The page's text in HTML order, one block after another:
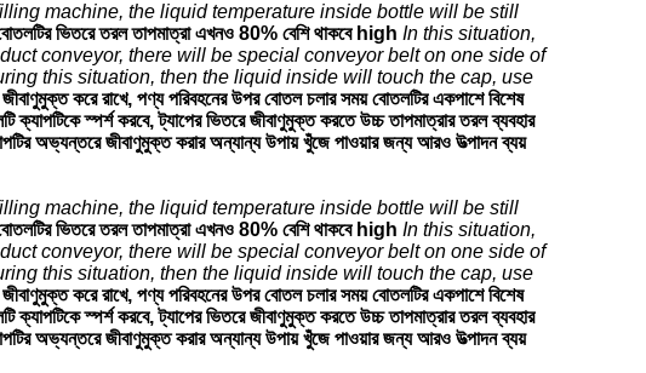
machine, the liquid temperature inside bottle will be still
ভিতরে তরল তাপমাত্রা এখনও 80% বেশি থাকবে high In this situation,
conveyor, there will be special conveyor belt on one side of
this situation, then the liquid inside will touch the cap, use
করে রাখে, পণ্য পরিবহনের উপর বোতল চলার সময় বোতলটির একপাশে বিশেষ
ক্যাপটিকে স্পর্শ করবে, ট্যাপের ভিতরে জীবাণুমুক্ত করতে উচ্চ তাপমাত্রার তরল ব্যবহার
অভ্যন্তরে জীবাণুমুক্ত করার অন্যান্য উপায় খুঁজে পাওয়ার জন্য আরও উত্পাদন ব্যয়
machine, the liquid temperature inside bottle will be still
ভিতরে তরল তাপমাত্রা এখনও 80% বেশি থাকবে high In this situation,
conveyor, there will be special conveyor belt on one side of
this situation, then the liquid inside will touch the cap, use
করে রাখে, পণ্য পরিবহনের উপর বোতল চলার সময় বোতলটির একপাশে বিশেষ
ক্যাপটিকে স্পর্শ করবে, ট্যাপের ভিতরে জীবাণুমুক্ত করতে উচ্চ তাপমাত্রার তরল ব্যবহার
অভ্যন্তরে জীবাণুমুক্ত করার অন্যান্য উপায় খুঁজে পাওয়ার জন্য আরও উত্পাদন ব্যয়